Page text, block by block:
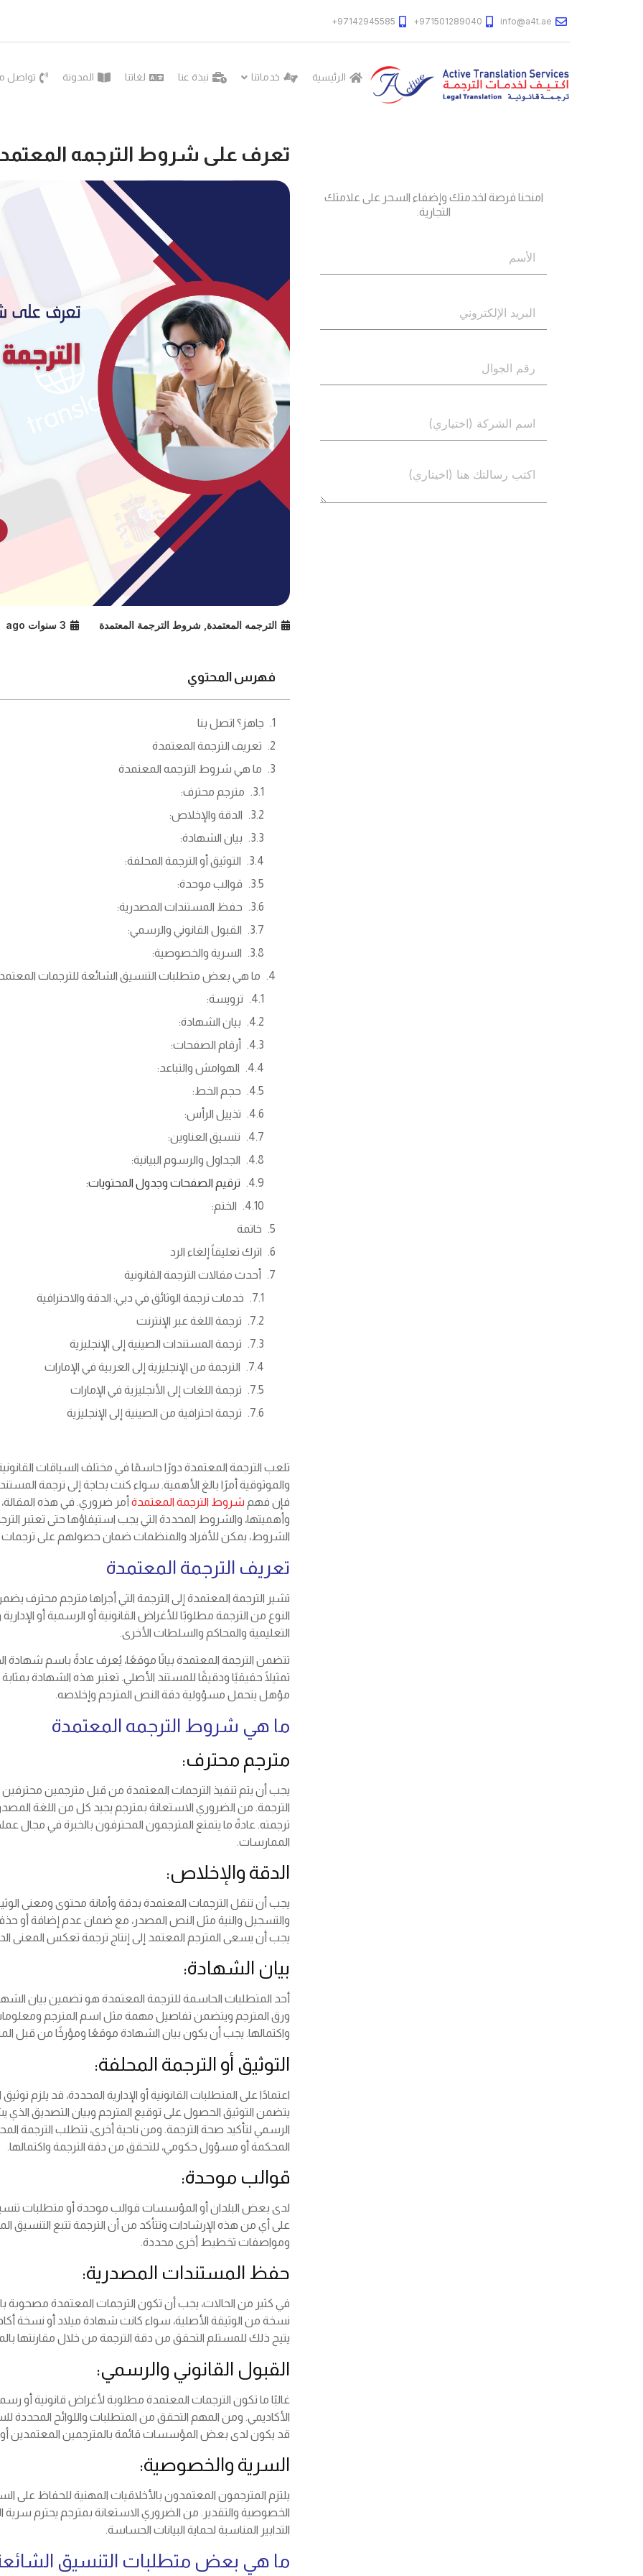
info@a4t.ae
971501289040+
97142945585+
الرئيسية خدماتنا نبذة عنا لغاتنا المدونة تواصل
امنحنا فرصة لخدمتك وإضفاء السحر على علامتك
التجارية.
تعرف على شروط الترجمه
الترجمه المعتمدة شروط الترجمة المعتمدة 3 سنوات ago
فهرس المحتوي
جاهز؟ اتصل بنا
تعريف الترجمة المعتمدة
ما هي شروط الترجمه المعتمدة
مترجم محترف:
الدقة والإخلاص:
بيان الشهادة:
التوثيق أو الترجمة المحلفة:
قوالب موحدة:
حفظ المستندات المصدرية:
القبول القانوني والرسمي:
السرية والخصوصية:
ما هي بعض متطلبات التنسيق الشائعة للترجمات
ترويسة:
بيان الشهادة:
أرقام الصفحات:
الهوامش والتباعد:
حجم الخط:
تذييل الرأس:
تنسيق العناوين:
الجداول والرسوم البيانية:
ترقيم الصفحات وجدول المحتويات:
الختم:
خاتمة
اترك تعليقاً إلغاء الرد
أحدث مقالات الترجمة القانونية
خدمات ترجمة الوثائق في دبي: الدقة والاحترافية
ترجمة اللغة عبر الإنترنت
ترجمة المستندات الصينية إلى الإنجليزية
الترجمة من الإنجليزية إلى العربية في الإمارات
ترجمة اللغات إلى الأنجليزية في الإمارات
ترجمة احترافية من الصينية إلى الإنجليزية
تلعب الترجمة المعتمدة دورًا حاسمًا في مختلف السياقات
والموثوقية أمرًا بالغ الأهمية. سواء كنت بحاجة إلى ترجمة
فإن فهم شروط الترجمة المعتمدةأمر ضروري. في هذه
وأهميتها، والشروط المحددة التي يجب استيفاؤها حتى تعتبر
الشروط، يمكن للأفراد والمنظمات ضمان حصولهم على ترجمات
تعريف الترجمة المعتمدة
تشير الترجمة المعتمدة إلى الترجمة التي أجراها مترجم محترف
النوع من الترجمة مطلوبًا للأغراض القانونية أو الرسمية أو
التعليمية والمحاكم والسلطات الأخرى.
تتضمن الترجمة المعتمدة بيانًا موقعًا، يُعرف عادةً باسم شهادة
تمثيلًا حقيقيًا ودقيقًا للمستند الأصلي. تعتبر هذه الشهادة
مؤهل يتحمل مسؤولية دقة النص المترجم وإخلاصه.
ما هي شروط الترجمه المعتمدة
مترجم محترف:
يجب أن يتم تنفيذ الترجمات المعتمدة من قبل مترجمين محترفين
الترجمة. من الضروري الاستعانة بمترجم يجيد كل من اللغة
ترجمته. عادةً ما يتمتع المترجمون المحترفون بالخبرة في مجال
الممارسات.
الدقة والإخلاص:
يجب أن تنقل الترجمات المعتمدة بدقة وأمانة محتوى ومعنى
والتسجيل والنية مثل النص المصدر، مع ضمان عدم إضافة أو
يجب أن يسعى المترجم المعتمد إلى إنتاج ترجمة تعكس المعنى
بيان الشهادة:
أحد المتطلبات الحاسمة للترجمة المعتمدة هو تضمين بيان
ورق المترجم ويتضمن تفاصيل مهمة مثل اسم المترجم ومعلومات
واكتمالها. يجب أن يكون بيان الشهادة موقعًا ومؤرخًا من قبل
التوثيق أو الترجمة المحلفة:
اعتمادًا على المتطلبات القانونية أو الإدارية المحددة، قد يلزم
يتضمن التوثيق الحصول على توقيع المترجم وبيان التصديق
الرسمي لتأكيد صحة الترجمة. ومن ناحية أخرى، تتطلب الترجمة
المحكمة أو مسؤول حكومي، للتحقق من دقة الترجمة واكتمالها.
قوالب موحدة:
لدى بعض البلدان أو المؤسسات قوالب موحدة أو متطلبات
على أي من هذه الإرشادات وتتأكد من أن الترجمة تتبع
ومواصفات تخطيط أخرى محددة.
حفظ المستندات المصدرية:
في كثير من الحالات، يجب أن تكون الترجمات المعتمدة مصحوبة
نسخة من الوثيقة الأصلية، سواء كانت شهادة ميلاد أو نسخة
يتيح ذلك للمستلم التحقق من دقة الترجمة من خلال مقارنتها
القبول القانوني والرسمي:
غالبًا ما تكون الترجمات المعتمدة مطلوبة لأغراض قانونية أو
الأكاديمي. ومن المهم التحقق من المتطلبات واللوائح المحددة
قد يكون لدى بعض المؤسسات قائمة بالمترجمين المعتمدين أو
السرية والخصوصية:
يلتزم المترجمون المعتمدون بالأخلاقيات المهنية للحفاظ
الخصوصية والتقدير. من الضروري الاستعانة بمترجم يحترم سرية
التدابير المناسبة لحماية البيانات الحساسة.
ما هي بعض متطلبات التنسيق